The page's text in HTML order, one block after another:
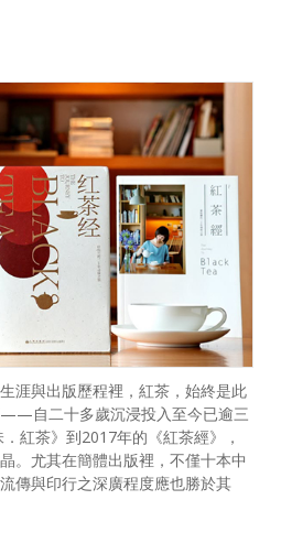
涯與出版歷程裡，紅茶，始終是此
自二十多歲沉浸投入至今已逾三
紅茶》到2017年的《紅茶經》，
。尤其在簡體出版裡，不僅十本中
傳與印行之深廣程度應也勝於其